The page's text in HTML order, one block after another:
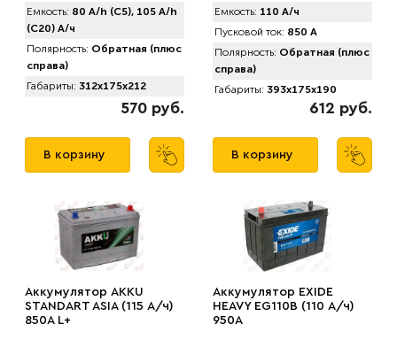
Емкость: 80 A/h (C5), 105 A/h
(C20) А/ч
Полярность: Обратная (плюс
справа)
Габариты: 312x175x212
570 руб.
В корзину
Емкость: 110 А/ч
Пусковой ток: 850 А
Полярность: Обратная (плюс
справа)
Габариты: 393x175x190
612 руб.
В корзину
Аккумулятор AKKU
STANDART ASIA (115 А/ч)
850A L+
Аккумулятор EXIDE
HEAVY EG110B (110 А/ч)
950A